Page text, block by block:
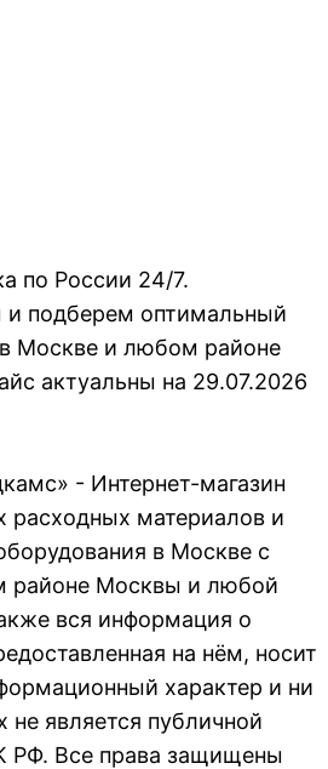
по России 24/7.
и подберем оптимальный
в Москве и любом районе
актуальны на 29.07.2026
- Интернет-магазин
расходных материалов и
в Москве с
районе Москвы и любой
вся информация о
на нём, носит
характер и ни
не является публичной
РФ. Все права защищены